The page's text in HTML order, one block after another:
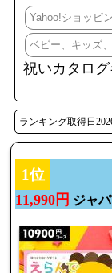
Yahoo!ショッピ
ベビー、キッズ
祝いカタログ
ランキング取得日
1位
11,990円 ジャ